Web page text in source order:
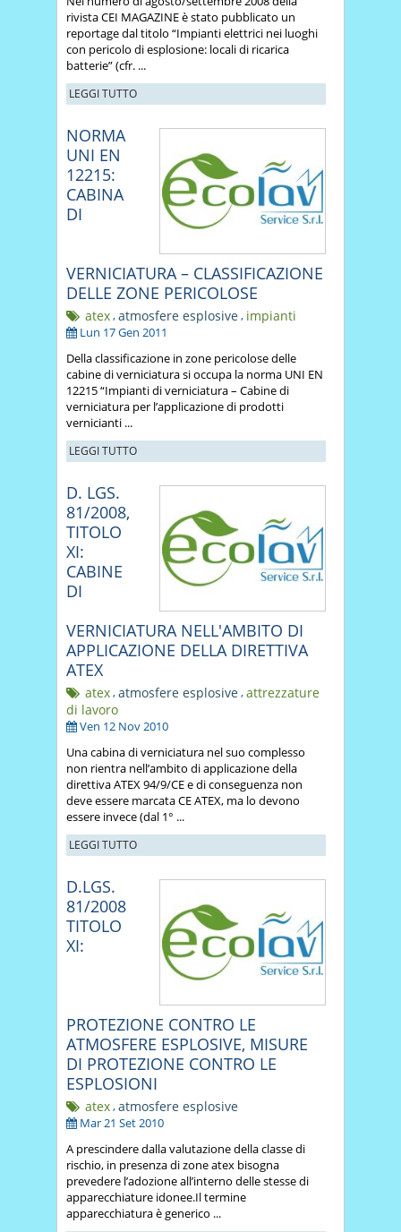
rivista CEI MAGAZINE è stato pubblicato un
reportage dal titolo “Impianti elettrici nei luoghi
con pericolo di esplosione: locali di ricarica
batterie” (cfr. ...
LEGGI TUTTO
NORMA
UNI EN
12215:
CABINA
DI
VERNICIATURA – CLASSIFICAZIONE
DELLE ZONE PERICOLOSE
atex,atmosfere esplosive, impianti
Lun 17 Gen 2011
Della classificazione in zone pericolose delle
cabine di verniciatura si occupa la norma UNI EN
12215 “Impianti di verniciatura – Cabine di
verniciatura per l’applicazione di prodotti
vernicianti ...
LEGGI TUTTO
D. LGS.
81/2008,
TITOLO
XI:
CABINE
DI
VERNICIATURA NELL'AMBITO DI
APPLICAZIONE DELLA DIRETTIVA
ATEX
atex,atmosfere esplosive,attrezzature
di lavoro
Ven 12 Nov 2010
Una cabina di verniciatura nel suo complesso
non rientra nell’ambito di applicazione della
direttiva ATEX 94/9/CE e di conseguenza non
deve essere marcata CE ATEX, ma lo devono
essere invece (dal 1° ...
LEGGI TUTTO
D.LGS.
81/2008
TITOLO
XI:
PROTEZIONE CONTRO LE
ATMOSFERE ESPLOSIVE, MISURE
DI PROTEZIONE CONTRO LE
ESPLOSIONI
atex,atmosfere esplosive
Mar 21 Set 2010
A prescindere dalla valutazione della classe di
rischio, in presenza di zone atex bisogna
prevedere l’adozione all’interno delle stesse di
apparecchiature idonee.Il termine
apparecchiatura è generico ...